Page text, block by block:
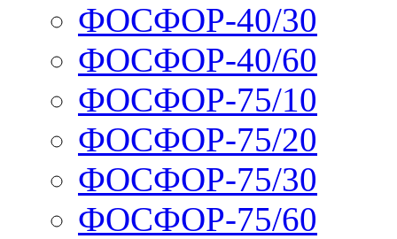
ФОСФОР-40/30
ФОСФОР-40/60
ФОСФОР-75/10
ФОСФОР-75/20
ФОСФОР-75/30
ФОСФОР-75/60